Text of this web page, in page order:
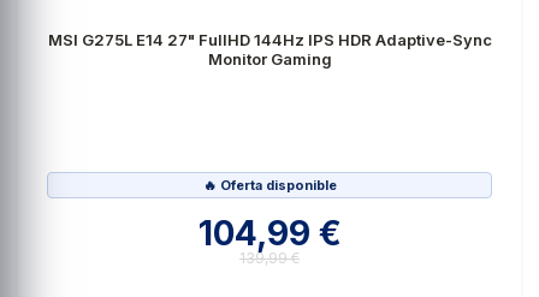
MSI G275L E14 27" FullHD 144Hz IPS HDR Adaptive-Sync
Monitor Gaming
🔥 Oferta disponible
104,99 €
139,99 €